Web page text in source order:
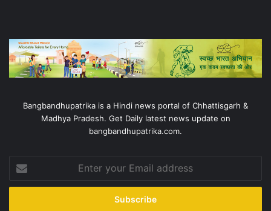
Bangbandhupatrika is a Hindi news portal of Chhattisgarh &
Madhya Pradesh. Get Daily latest news update on
bangbandhupatrika.com.
your
Email